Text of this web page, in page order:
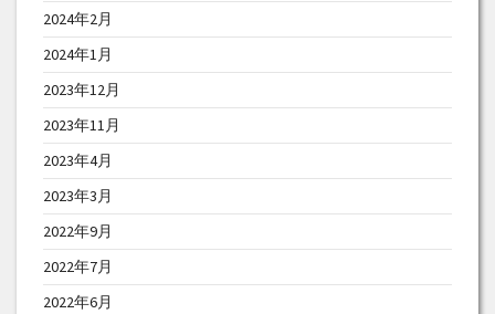
2024年2月
2024年1月
2023年12月
2023年11月
2023年4月
2023年3月
2022年9月
2022年7月
2022年6月